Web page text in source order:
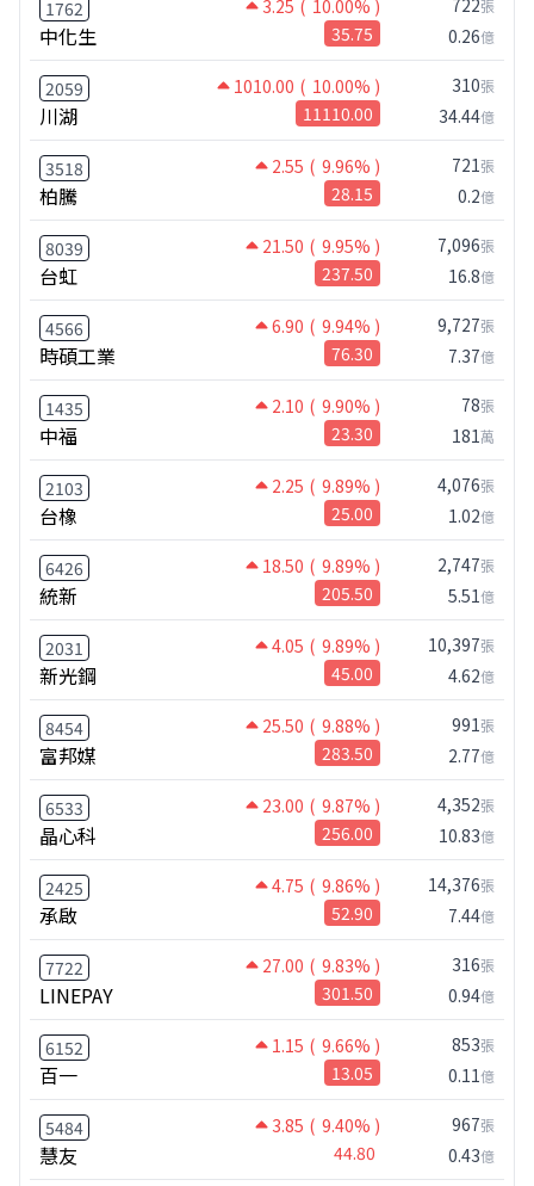
1762 3.25 ( 10.00% )
中化生 35.75
722張
0.26億
2059 1010.00 ( 10.00% )
川湖 11110.00
310張
34.44億
3518 2.55 ( 9.96% )
柏騰 28.15
721張
0.2億
8039 21.50 ( 9.95% )
台虹 237.50
7,096張
16.8億
4566 6.90 ( 9.94% )
時碩工業 76.30
9,727張
7.37億
1435 2.10 ( 9.90% )
中福 23.30
78張
181萬
2103 2.25 ( 9.89% )
台橡 25.00
4,076張
1.02億
6426 18.50 ( 9.89% )
統新 205.50
2,747張
5.51億
2031 4.05 ( 9.89% )
新光鋼 45.00
10,397張
4.62億
8454 25.50 ( 9.88% )
富邦媒 283.50
991張
2.77億
6533 23.00 ( 9.87% )
晶心科 256.00
4,352張
10.83億
2425 4.75 ( 9.86% )
承啟 52.90
14,376張
7.44億
7722 27.00 ( 9.83% )
LINEPAY 301.50
316張
0.94億
6152 1.15 ( 9.66% )
百一 13.05
853張
0.11億
5484 3.85 ( 9.40% )
慧友 44.80
967張
0.43億